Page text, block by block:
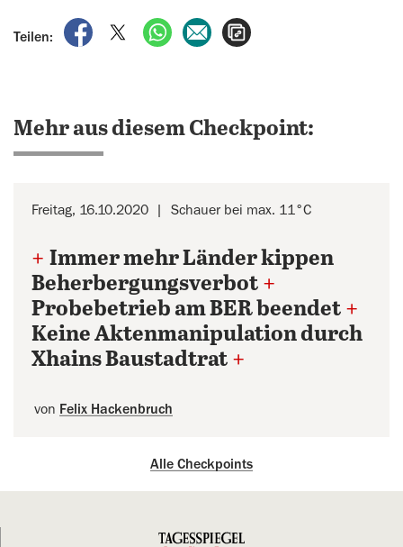
Teilen:
auf Facebook teilen
auf X teilenper WhatsApp teilen
per E-Mail teilen
Mehr aus diesem Checkpoint:
Freitag, 16.10.2020 Schauer bei max. 11°C
+ Immer mehr Länder kippen
Beherbergungsverbot +
Probebetrieb am BER beendet +
Keine Aktenmanipulation durch
Xhains Baustadtrat +
von Felix Hackenbruch
Alle Checkpoints